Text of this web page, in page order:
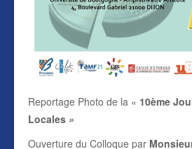
Reportage Photo de la « 10ème
Locales »
Ouverture du Colloque par